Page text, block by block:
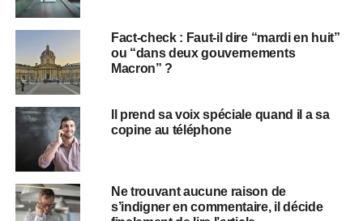
Fact-check : Faut-il dire “mardi en huit”
ou “dans deux gouvernements
Macron” ?
Il prend sa voix spéciale quand il a sa
copine au téléphone
Ne trouvant aucune raison de
s’indigner en commentaire, il décide